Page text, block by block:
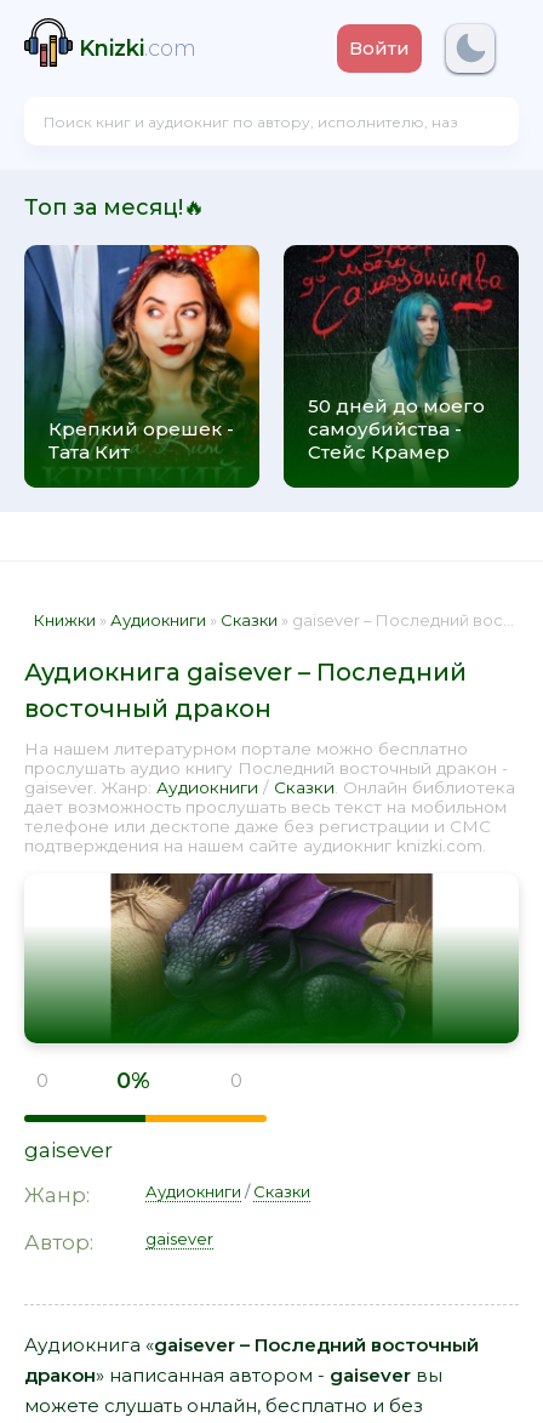
Knizki.com Войти
Топ за месяц!🔥
Крепкий орешек -
Тата Кит
50 дней до моего
самоубийства -
Стейс Крамер
Книжки »Аудиокниги » Сказки » gaisever – Последний восточный дракон 📕 - Книга онлайн бесплатно
Аудиокнига gaisever – Последний
восточный дракон
На нашем литературном портале можно бесплатно
прослушать аудио книгу Последний восточный дракон -
gaisever. Жанр: Аудиокниги / Сказки . Онлайн библиотека
дает возможность прослушать весь текст на мобильном
телефоне или десктопе даже без регистрации и СМС
подтверждения на нашем сайте аудиокниг knizki.com.
0 0% 0
gaisever
Жанр:
Аудиокниги /Сказки
Автор: gaisever
Аудиокнига «gaisever – Последний восточный
дракон» написанная автором - gaisever вы
можете слушать онлайн, бесплатно и без